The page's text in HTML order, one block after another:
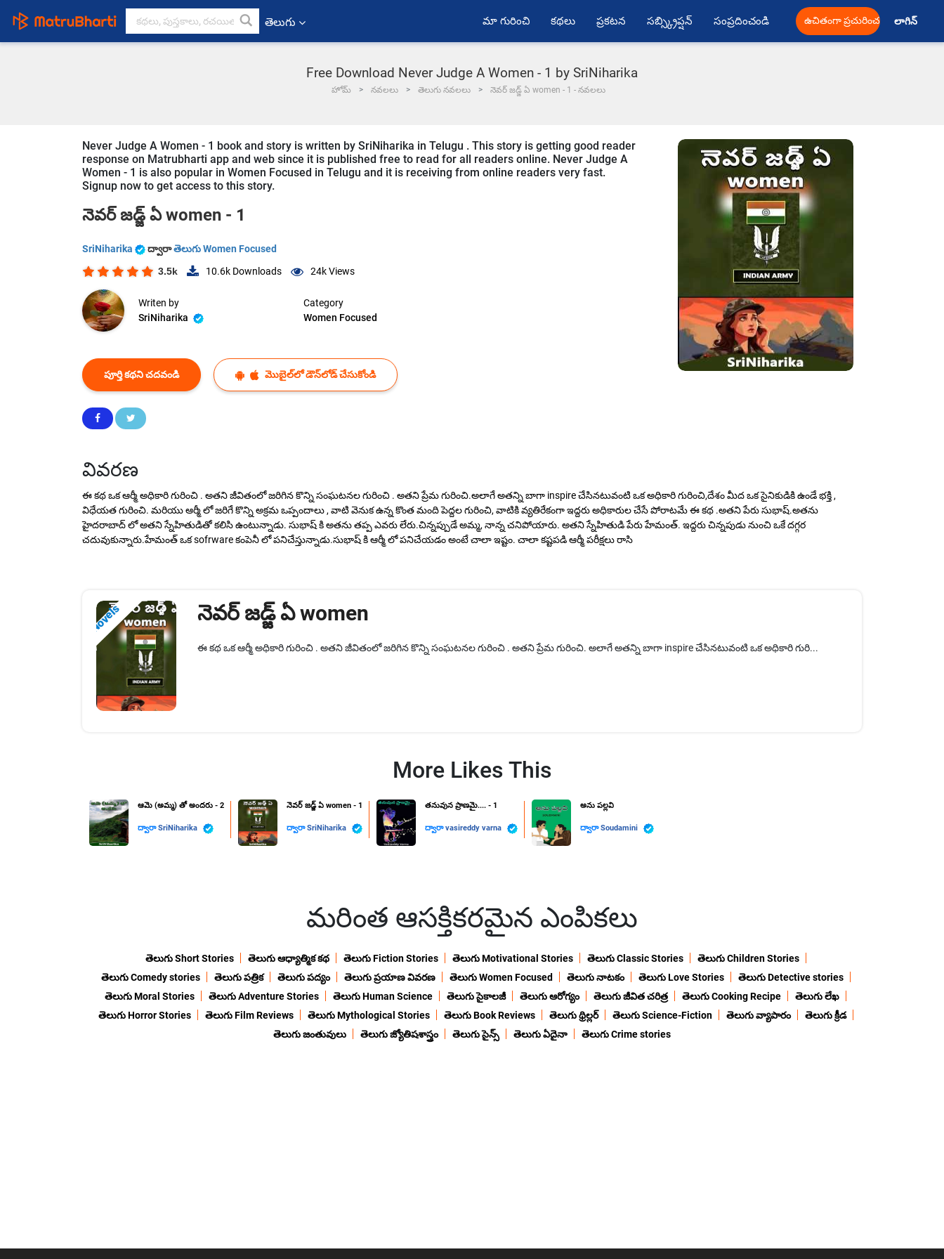
తెలుగు మా గురించి కథలు ప్రకటన సబ్స్క్రిప్షన్ సంప్రదించండి ఉచితంగా ప్రచురించండి లాగిన్
Free Download Never Judge A Women - 1 by SriNiharika
హోమ్ నవలలు తెలుగు నవలలు నెవర్ జడ్జ్ ఏ women - 1 - నవలలు
Never Judge A Women - 1 book and story is written by SriNiharika in Telugu . This story is getting good reader
response on Matrubharti app and web since it is published free to read for all readers online. Never Judge A
Women - 1 is also popular in Women Focused in Telugu and it is receiving from online readers very fast.
Signup now to get access to this story.
నెవర్ జడ్జ్ ఏ women - 1
SriNiharika ద్వారాతెలుగు Women Focused
3.5k 10.6k Downloads 24kViews
Writen by
SriNiharika
Category
Women Focused
పూర్తి కథని చదవండి మొబైల్‌లో డౌన్‌లోడ్ చేసుకోండి
వివరణ
ఈ కథ ఒక ఆర్మీ అధికారి గురించి . అతని జీవితంలో జరిగిన కొన్ని సంఘటనల గురించి . అతని ప్రేమ గురించి.అలాగే అతన్ని బాగా inspire చేసినటువంటి ఒక అధికారి గురించి,దేశం మీద ఒక సైనికుడికి ఉండే భక్తి ,
విధేయత గురించి. మరియు ఆర్మీ లో జరిగే కొన్ని అక్రమ ఒప్పందాలు , వాటి వెనుక ఉన్న కొంత మంది పెద్దల గురించి, వాటికి వ్యతిరేకంగా ఇద్దరు అధికారుల చేసే పోరాటమే ఈ కథ .అతని పేరు సుభాష్.అతను
హైదరాబాద్ లో అతని స్నేహితుడితో కలిసి ఉంటున్నాడు. సుభాష్ కి అతను తప్ప ఎవరు లేరు.చిన్నప్పుడే అమ్మ, నాన్న చనిపోయారు. అతని స్నేహితుడి పేరు హేమంత్. ఇద్దరు చిన్నపుడు నుంచి ఒకే దగ్గర
చదువుకున్నారు.హేమంత్ ఒక sofrware కంపెనీ లో పనిచేస్తున్నాడు.సుభాష్ కి ఆర్మీ లో పనిచేయడం అంటే చాలా ఇష్టం. చాలా కష్టపడి ఆర్మీ పరీక్షలు రాసి
Novels నెవర్ జడ్జ్ ఏ women
ఈ కథ ఒక ఆర్మీ అధికారి గురించి . అతని జీవితంలో జరిగిన కొన్ని సంఘటనల గురించి . అతని ప్రేమ గురించి. అలాగే అతన్ని బాగా inspire చేసినటువంటి ఒక అధికారి గురి...
More Likes This
ఆమె (అమ్మ) తో అందరు - 2
ద్వారాSriNiharika
నెవర్ జడ్జ్ ఏ women - 1
ద్వారాSriNiharika
తనువున ప్రాణమై.... - 1
ద్వారాvasireddy varna
అను పల్లవి
ద్వారాSoudamini
మరింత ఆసక్తికరమైన ఎంపికలు
తెలుగు Short Stories తెలుగు ఆధ్యాత్మిక కథ తెలుగు Fiction Stories తెలుగు Motivational Stories తెలుగు Classic Stories
తెలుగు Children Stories
తెలుగు Comedy stories
తెలుగు పత్రిక తెలుగు పద్యం తెలుగు ప్రయాణ వివరణ తెలుగు Women Focused తెలుగు నాటకం తెలుగు Love Stories
తెలుగు Detective stories
తెలుగు Moral Stories
తెలుగు Adventure Stories తెలుగు Human Science తెలుగు సైకాలజీ తెలుగు ఆరోగ్యం తెలుగు జీవిత చరిత్ర తెలుగు Cooking Recipe
తెలుగు లేఖ
తెలుగు Horror Stories
తెలుగు Film Reviews తెలుగు Mythological Stories తెలుగు Book Reviews తెలుగు థ్రిల్లర్ తెలుగు Science-Fiction తెలుగు వ్యాపారం
తెలుగు క్రీడ
తెలుగు జంతువులు
తెలుగు జ్యోతిషశాస్త్రం తెలుగు సైన్స్ తెలుగు ఏదైనా తెలుగు Crime stories